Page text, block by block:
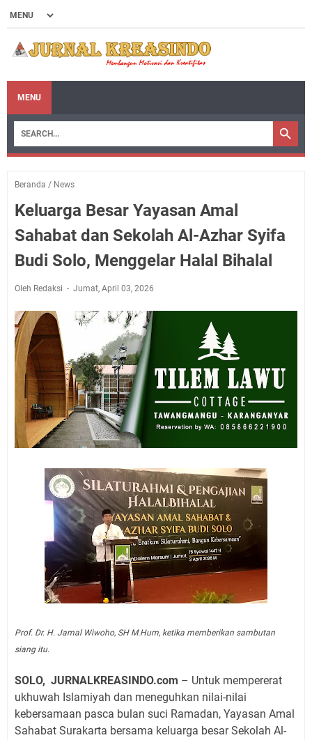
MENU
Beranda / News
Keluarga Besar Yayasan Amal
Sahabat dan Sekolah Al-Azhar Syifa
Budi Solo, Menggelar Halal Bihalal
Oleh Redaksi Jumat, April 03, 2026
Prof. Dr. H. Jamal Wiwoho, SH M.Hum, ketika memberikan sambutan
siang itu.
SOLO, JURNALKREASINDO.com – Untuk mempererat
ukhuwah Islamiyah dan meneguhkan nilai-nilai
kebersamaan pasca bulan suci Ramadan, Yayasan Amal
Sahabat Surakarta bersama keluarga besar Sekolah Al-